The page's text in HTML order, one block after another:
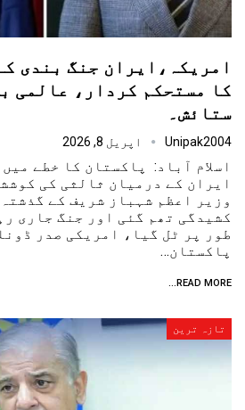
امریکہ،ایران جنگ بندی
کا مستحکم کردار، عالمی
ستائش۔
Unipak2004 اپریل 8, 2026
اسلام آباد: پاکستان کا خطے
ایران کے درمیان ثالثی کی
وزیر اعظم شہباز شریف کے
کشیدگی تھم گئی اور جنگ جاری
طور پر ٹل گیا، امریکی صدر
پاکستان…
READ MORE...
تازہ ترین